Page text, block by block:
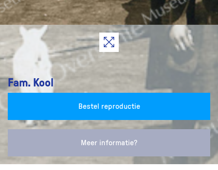
Fam. Kool
Bestel reproductie
Meer informatie?